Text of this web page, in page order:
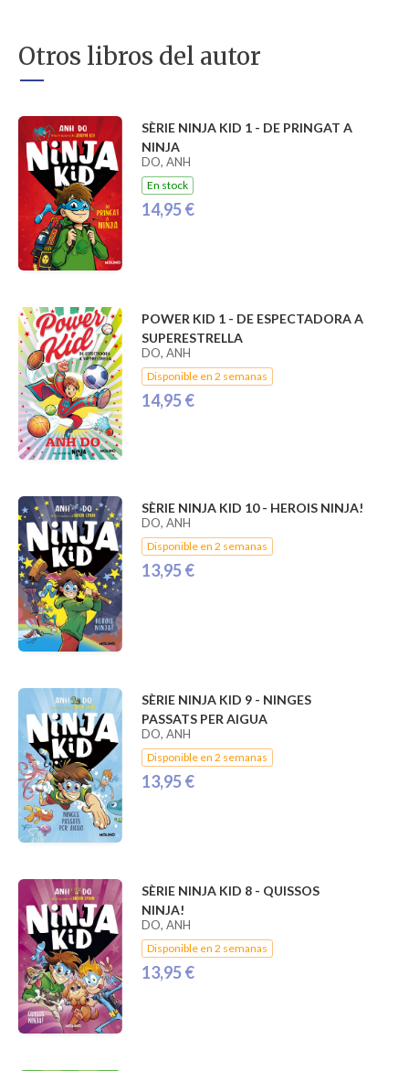
Otros libros del autor
SÈRIE NINJA KID 1 - DE PRINGAT A
NINJA
DO, ANH
En stock
14,95 €
POWER KID 1 - DE ESPECTADORA A
SUPERESTRELLA
DO, ANH
Disponible en 2 semanas
14,95 €
SÈRIE NINJA KID 10 - HEROIS NINJA!
DO, ANH
Disponible en 2 semanas
13,95 €
SÈRIE NINJA KID 9 - NINGES
PASSATS PER AIGUA
DO, ANH
Disponible en 2 semanas
13,95 €
SÈRIE NINJA KID 8 - QUISSOS
NINJA!
DO, ANH
Disponible en 2 semanas
13,95 €